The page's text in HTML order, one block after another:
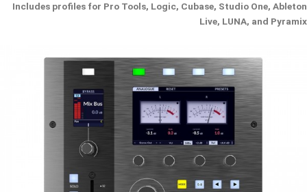
Includes profiles for Pro Tools, Logic, Cubase, Studio One, Ableton
Live, LUNA, and Pyramix